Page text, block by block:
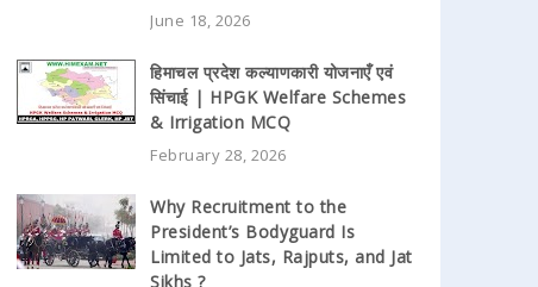
June 18, 2026
हिमाचल प्रदेश कल्याणकारी योजनाएँ एवं
सिंचाई | HPGK Welfare Schemes
& Irrigation MCQ
February 28, 2026
Why Recruitment to the
President’s Bodyguard Is
Limited to Jats, Rajputs, and Jat
Sikhs ?